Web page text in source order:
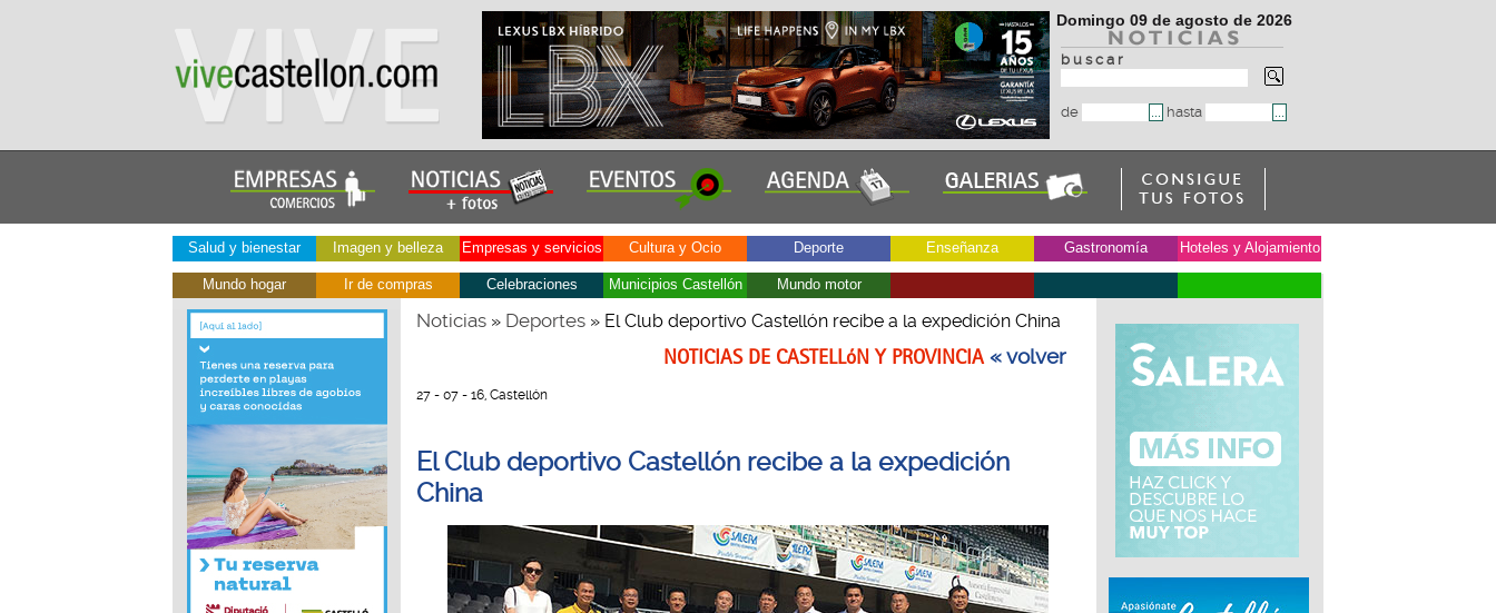
Domingo 09 de agosto de 2026
b u s c a r
de hasta
Salud y bienestar Imagen y belleza Empresas y servicios Cultura y Ocio Deporte Enseñanza Gastronomía Hoteles y Alojamiento
Mundo hogar Ir de compras Celebraciones Municipios Castellón Mundo motor
Noticias» Deportes» El Club deportivo Castellón recibe a la expedición China
NOTICIAS DE CASTELLóN Y PROVINCIA« volver
27 - 07 - 16, Castellón
El Club deportivo Castellón recibe a la expedición
China